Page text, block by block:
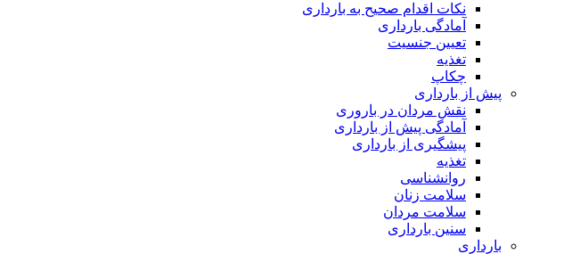
نکات اقدام صحیح به بارداری
آمادگی بارداری
تعیین جنسیت
تغذیه
چکاپ
پیش از بارداری
نقش مردان در باروری
آمادگی پیش از بارداری
پیشگیری از بارداری
تغذیه
روانشناسی
سلامت زنان
سلامت مردان
سنین بارداری
بارداری